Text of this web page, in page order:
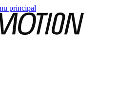
principal